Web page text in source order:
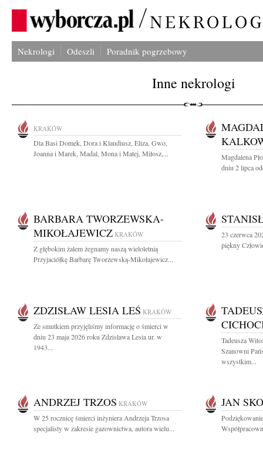
Nekrologi Odeszli Poradnik pogrzebowy
Inne nekrologi
KRAKÓW
Dla Basi Domek, Dora i Klaudiusz, Eliza, Gwo,
Joanna i Marek, Madal, Mona i Matej, Miłosz,...
Magdalena
dniu 2 lipca
BARBARA TWORZEWSKA-
MIKOŁAJEWICZ KRAKÓW
Z głębokim żalem żegnamy naszą wieloletnią
Przyjaciółkę Barbarę Tworzewską-Mikołajewicz...
23 czerwca
piękny
ZDZISŁAW LESIA LEŚ KRAKÓW
Ze smutkiem przyjęliśmy informację o śmierci w
dniu 23 maja 2026 roku Zdzisława Lesia ur. w
1943...
Tadeusza
Szanowni
wszystkim...
ANDRZEJ TRZOS KRAKÓW
W 25 rocznicę śmierci inżyniera Andrzeja Trzosa
specjalisty w zakresie gazownictwa, autora wielu...
JAN